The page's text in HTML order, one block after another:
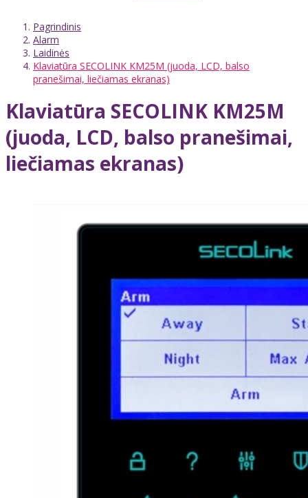
Pagrindinis
Alarm
Laidinės
Klaviatūra SECOLINK KM25M (juoda, LCD, balso
pranešimai, liečiamas ekranas)
Klaviatūra SECOLINK KM25M
(juoda, LCD, balso pranešimai,
liečiamas ekranas)